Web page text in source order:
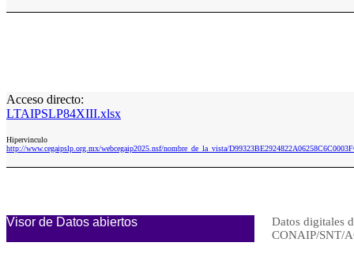
Acceso directo:
LTAIPSLP84XIII.xlsx
Hipervinculo
http://www.cegaipslp.org.mx/webcegaip2025.nsf/nombre_de_la_vista/
Visor de Datos abiertos
Datos digitales
CONAIP/SNT/